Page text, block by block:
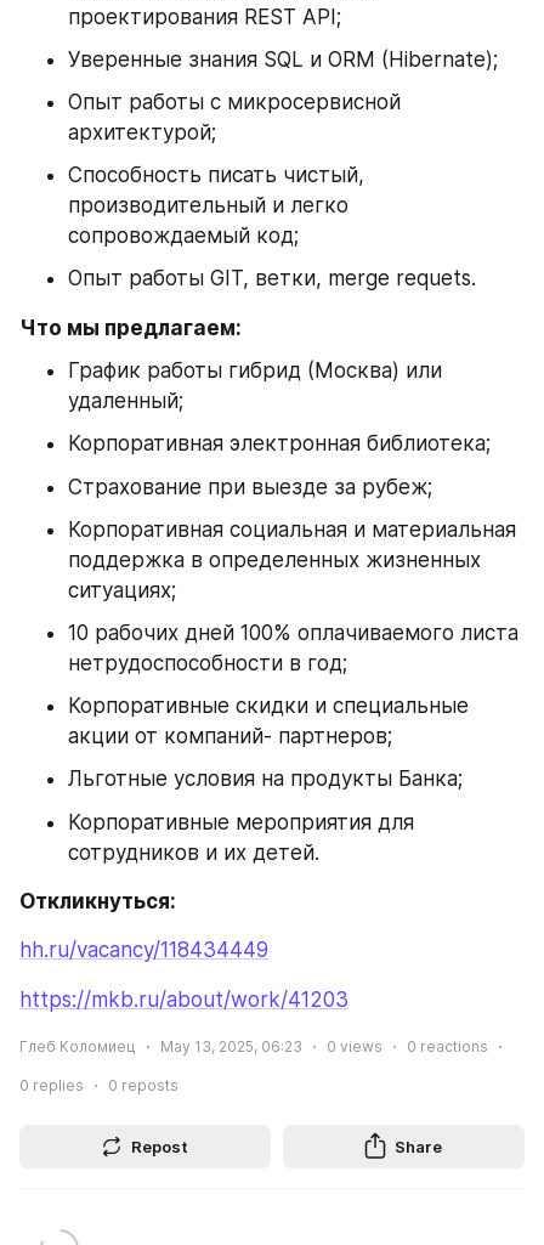
проектирования REST API;
Уверенные знания SQL и ORM (Hibernate);
Опыт работы с микросервисной
архитектурой;
Способность писать чистый,
производительный и легко
сопровождаемый код;
Опыт работы GIT, ветки, merge requets.
Что мы предлагаем:
График работы гибрид (Москва) или
удаленный;
Корпоративная электронная библиотека;
Страхование при выезде за рубеж;
Корпоративная социальная и материальная
поддержка в определенных жизненных
ситуациях;
10 рабочих дней 100% оплачиваемого листа
нетрудоспособности в год;
Корпоративные скидки и специальные
акции от компаний- партнеров;
Льготные условия на продукты Банка;
Корпоративные мероприятия для
сотрудников и их детей.
Откликнуться:
hh.ru/vacancy/118434449
https://mkb.ru/about/work/41203
Глеб Коломиец May 13, 2025, 06:23 0 views 0 reactions
0 replies 0 reposts
Repost Share